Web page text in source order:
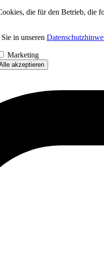
die für den Betrieb, die
in unseren
Marketing
akzeptieren